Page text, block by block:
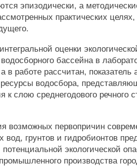
эпизодически, а
практических
оценки
бассейна в
работе рассчитан, показатель
ресурсы водосбора,
к слою среднегодового речного
возможных первопричин
вод, грунтов и гидробионтов
потенциальной экологической
производства